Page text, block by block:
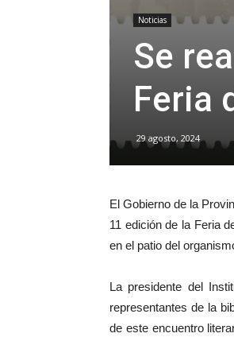
Noticias
Se
Feria
29 agosto, 2024
El Gobierno de la
11 edición de la Feria
en el patio del
La presidente del
representantes de la
de este encuentro